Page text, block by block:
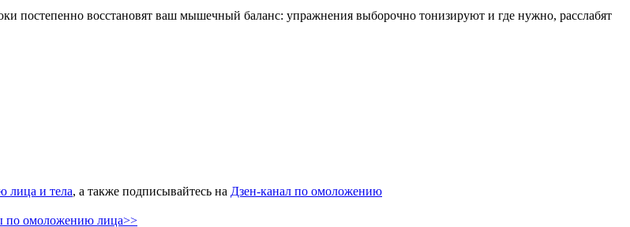
постепенно восстановят ваш мышечный баланс: упражнения выборочно тонизируют и где нужно, расслабят
лица и тела, а также подписывайтесь на Дзен-канал по омоложению
омоложению лица>>